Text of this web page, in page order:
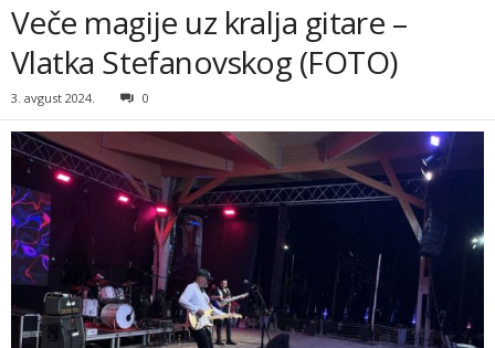
Veče magije uz kralja gitare –
Vlatka Stefanovskog (FOTO)
3. avgust 2024. 0